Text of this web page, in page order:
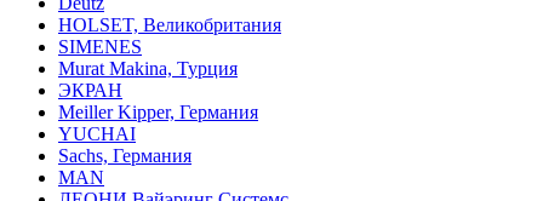
HOLSET, Великобритания
SIMENES
Murat Makina, Турция
ЭКРАН
Meiller Kipper, Германия
YUCHAI
Sachs, Германия
MAN